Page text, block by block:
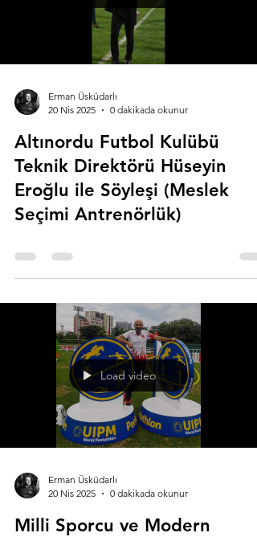
Erman Üsküdarlı
20 Nis 2025
0 dakikada okunur
Altınordu Futbol Kulübü
Teknik Direktörü Hüseyin
Eroğlu ile Söyleşi (Meslek
Seçimi Antrenörlük)
Load video
Erman Üsküdarlı
20 Nis 2025
0 dakikada okunur
Milli Sporcu ve Modern